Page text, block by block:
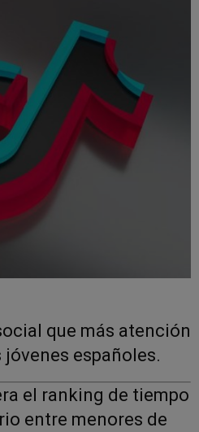
que más atención
españoles.
el ranking de tiempo
entre menores de